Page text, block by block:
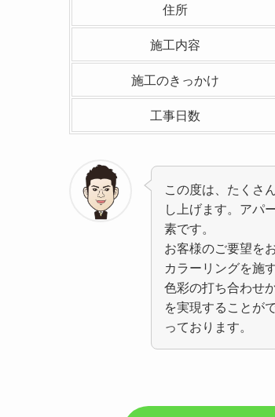
住所
施工内容
施工のきっかけ
工事日数
この度は、たくさ
し上げます。アパ
素です。
お客様のご要望を
カラーリングを施
色彩の打ち合わせ
を実現することが
っております。